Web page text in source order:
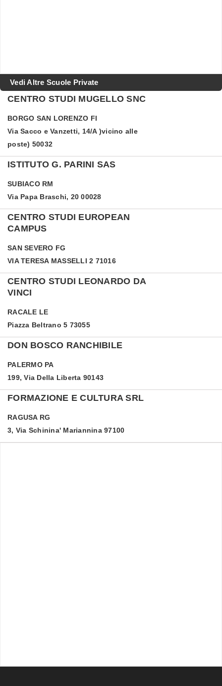
Vedi Altre Scuole Private
CENTRO STUDI MUGELLO SNC
BORGO SAN LORENZO FI
Via Sacco e Vanzetti, 14/A )vicino alle
poste) 50032
ISTITUTO G. PARINI SAS
SUBIACO RM
Via Papa Braschi, 20 00028
CENTRO STUDI EUROPEAN
CAMPUS
SAN SEVERO FG
VIA TERESA MASSELLI 2 71016
CENTRO STUDI LEONARDO DA
VINCI
RACALE LE
Piazza Beltrano 5 73055
DON BOSCO RANCHIBILE
PALERMO PA
199, Via Della Liberta 90143
FORMAZIONE E CULTURA SRL
RAGUSA RG
3, Via Schinina' Mariannina 97100